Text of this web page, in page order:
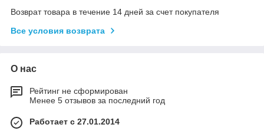
Возврат товара в течение 14 дней за счет покупателя
Все условия возврата
О нас
Рейтинг не сформирован
Менее 5 отзывов за последний год
Работает с 27.01.2014